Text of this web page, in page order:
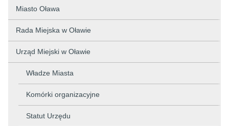
Miasto Oława
Rada Miejska w Oławie
Urząd Miejski w Oławie
Władze Miasta
Komórki organizacyjne
Statut Urzędu